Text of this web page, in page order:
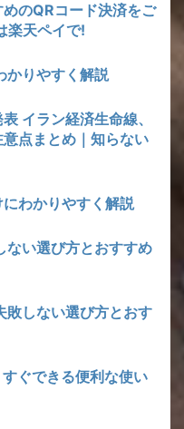
めのQRコード決済をご
楽天ペイで!
かりやすく解説
イラン経済生命線、
点まとめ｜知らない
わかりやすく解説
ない選び方とおすすめ
敗しない選び方とおす
ぐできる便利な使い